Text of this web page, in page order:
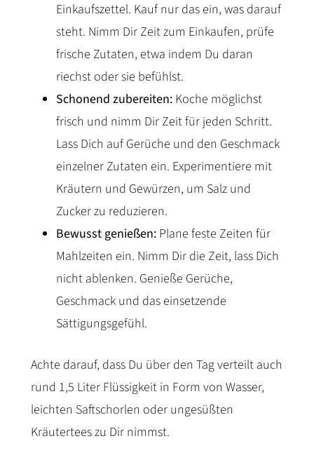
Einkaufszettel. Kauf nur das ein, was darauf
steht. Nimm Dir Zeit zum Einkaufen, prüfe
frische Zutaten, etwa indem Du daran
riechst oder sie befühlst.
Schonend zubereiten: Koche möglichst
frisch und nimm Dir Zeit für jeden Schritt.
Lass Dich auf Gerüche und den Geschmack
einzelner Zutaten ein. Experimentiere mit
Kräutern und Gewürzen, um Salz und
Zucker zu reduzieren.
Bewusst genießen: Plane feste Zeiten für
Mahlzeiten ein. Nimm Dir die Zeit, lass Dich
nicht ablenken. Genieße Gerüche,
Geschmack und das einsetzende
Sättigungsgefühl.
Achte darauf, dass Du über den Tag verteilt auch
rund 1,5 Liter Flüssigkeit in Form von Wasser,
leichten Saftschorlen oder ungesüßten
Kräutertees zu Dir nimmst.